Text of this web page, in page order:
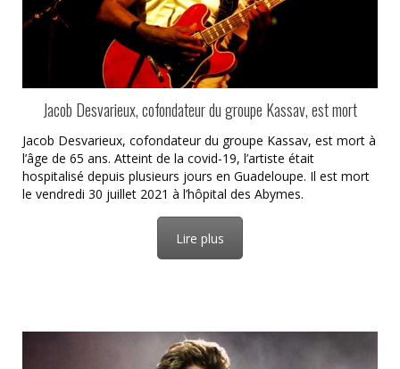
Jacob Desvarieux, cofondateur du groupe Kassav, est mort
Jacob Desvarieux, cofondateur du groupe Kassav, est mort à
l’âge de 65 ans. Atteint de la covid-19, l’artiste était
hospitalisé depuis plusieurs jours en Guadeloupe. Il est mort
le vendredi 30 juillet 2021 à l’hôpital des Abymes.
Lire plus